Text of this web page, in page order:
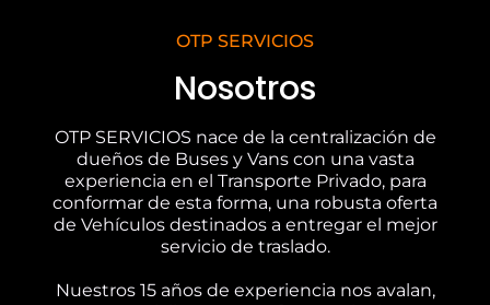
OTP SERVICIOS
Nosotros
OTP SERVICIOS nace de la centralización de
dueños de Buses y Vans con una vasta
experiencia en el Transporte Privado, para
conformar de esta forma, una robusta oferta
de Vehículos destinados a entregar el mejor
servicio de traslado.
Nuestros 15 años de experiencia nos avalan,